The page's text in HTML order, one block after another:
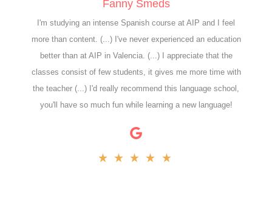
Fanny Smeds
I'm studying an intense Spanish course at AIP and I feel
more than content. (...) I've never experienced an education
better than at AIP in Valencia. (...) I appreciate that the
classes consist of few students, it gives me more time with
the teacher (...) I'd really recommend this language school,
you'll have so much fun while learning a new language!